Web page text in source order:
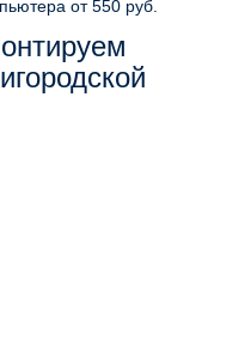
от 550 руб.